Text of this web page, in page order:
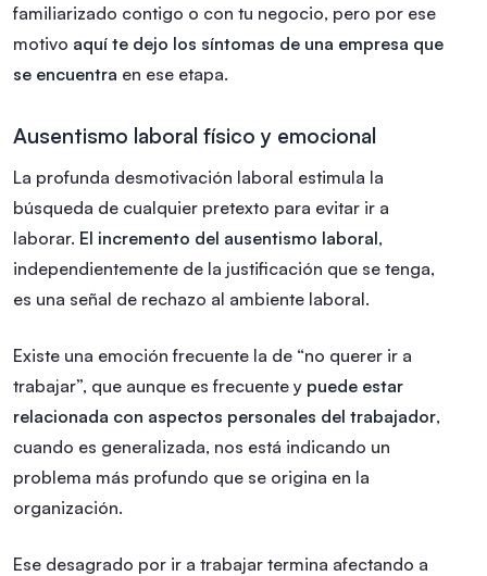
familiarizado contigo o con tu negocio, pero por ese
motivo aquí te dejo los síntomas de una empresa que
se encuentra en ese etapa.
Ausentismo laboral físico y emocional
La profunda desmotivación laboral estimula la
búsqueda de cualquier pretexto para evitar ir a
laborar. El incremento del ausentismo laboral,
independientemente de la justificación que se tenga,
es una señal de rechazo al ambiente laboral.
Existe una emoción frecuente la de “no querer ir a
trabajar”, que aunque es frecuente y puede estar
relacionada con aspectos personales del trabajador,
cuando es generalizada, nos está indicando un
problema más profundo que se origina en la
organización.
Ese desagrado por ir a trabajar termina afectando a